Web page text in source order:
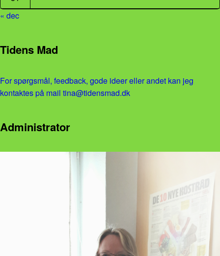
« dec
Tidens Mad
For spørgsmål, feedback, gode ideer eller andet kan jeg
kontaktes på mail tina@tidensmad.dk
Administrator